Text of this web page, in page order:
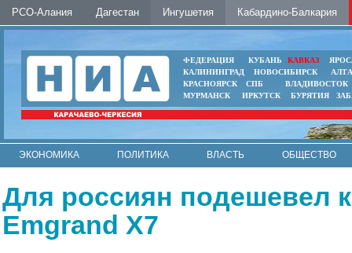
РСО-Алания Дагестан Ингушетия Кабардино-Балкария
ФЕДЕРАЦИЯ КУБАНЬ КАВКАЗ
КАЛИНИНГРАД
НОВОСИБИРСК
КРАСНОЯРСК
СПБ
ВЛАДИВОСТОК
МУРМАНСК
ИРКУТСК БУРЯТИЯ
ЭКОНОМИКА ПОЛИТИКА ВЛАСТЬ
ОБЩЕСТВО
Для россиян подешевел
Emgrand X7